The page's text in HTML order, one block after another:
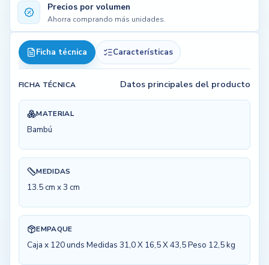
Precios por volumen
Ahorra comprando más unidades.
Ficha técnica Características
FICHA TÉCNICA Datos principales del producto
MATERIAL
Bambú
MEDIDAS
13.5 cm x 3 cm
EMPAQUE
Caja x 120 unds Medidas 31,0 X 16,5 X 43,5 Peso 12,5 kg